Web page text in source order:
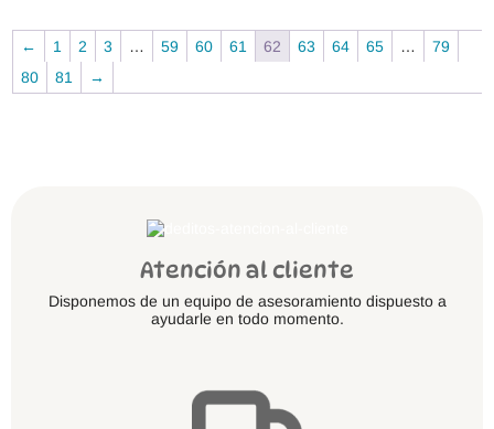
pueden
elegir
en
de
← 1 2 3 … 59 60 61 62 63 64 65 …
79
80
81 →
Atención al cliente
Disponemos de un equipo de asesoramiento dispuesto a
ayudarle en todo momento.